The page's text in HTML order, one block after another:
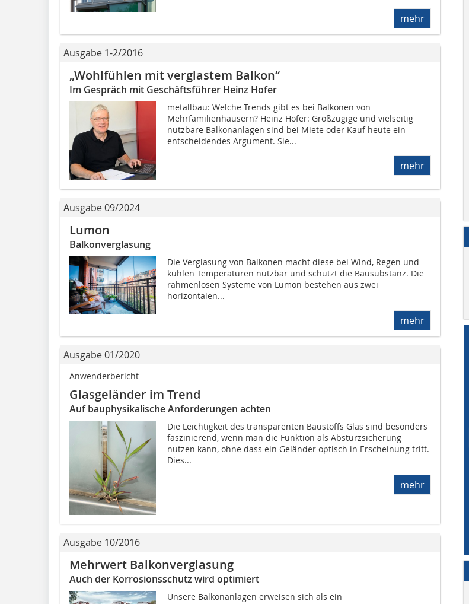
mehr
Ausgabe 1-2/2016
„Wohlfühlen mit ver­glastem Balkon“
Im Gespräch mit Geschäftsführer Heinz Hofer
metallbau: Welche Trends gibt es bei Balkonen von
Mehrfamilienhäusern? Heinz Hofer: Großzügige und vielseitig
nutzbare Balkonanlagen sind bei Miete oder Kauf heute ein
entscheidendes Argument. Sie...
mehr
Ausgabe 09/2024
Lumon
Balkonverglasung
Die Verglasung von Balkonen macht diese bei Wind, Regen und
kühlen Temperaturen nutzbar und schützt die Bausubstanz. Die
rahmenlosen Systeme von Lumon bestehen aus zwei
horizontalen...
mehr
Ausgabe 01/2020
Anwenderbericht
Glasgeländer im Trend
Auf bauphysikalische Anforderungen achten
Die Leichtigkeit des transparenten Baustoffs Glas sind besonders
faszinierend, wenn man die Funktion als Absturzsicherung
nutzen kann, ohne dass ein Geländer optisch in Erscheinung tritt.
Dies...
mehr
Ausgabe 10/2016
Mehrwert Balkonverglasung
Auch der Korrosionsschutz wird optimiert
Unsere Balkonanlagen erweisen sich als ein